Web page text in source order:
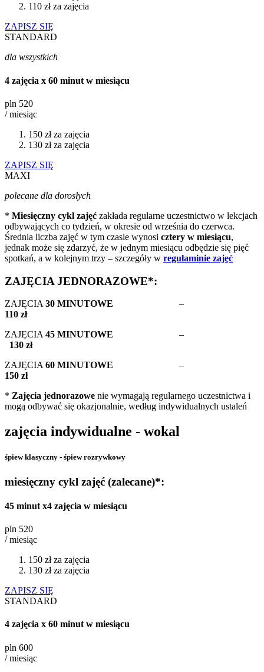
110 zł za zajęcia
ZAPISZ SIĘ
STANDARD
dla wszystkich
4 zajęcia x 60 minut w miesiącu
pln 520
/ miesiąc
150 zł za zajęcia
130 zł za zajęcia
ZAPISZ SIĘ
MAXI
polecane dla dorosłych
* Miesięczny cykl zajęć zakłada regularne uczestnictwo w lekcjach
odbywających co tydzień, w okresie od września do czerwca.
Średnia liczba zajęć w tym czasie wynosi cztery w miesiącu,
jednak może się zdarzyć, że w jednym miesiącu odbędzie się pięć
spotkań, a w kolejnym trzy – szczegóły w regulaminie zajęć
ZAJĘCIA JEDNORAZOWE*:
ZAJĘCIA 30 MINUTOWE –
110 zł
ZAJĘCIA 45 MINUTOWE –
130 zł
ZAJĘCIA 60 MINUTOWE –
150 zł
* Zajęcia jednorazowe nie wymagają regularnego uczestnictwa i
mogą odbywać się okazjonalnie, według indywidualnych ustaleń
zajęcia indywidualne - wokal
śpiew klasyczny - śpiew rozrywkowy
miesięczny cykl zajęć (zalecane)*:
45 minut x4 zajęcia w miesiącu
pln 520
/ miesiąc
150 zł za zajęcia
130 zł za zajęcia
ZAPISZ SIĘ
STANDARD
4 zajęcia x 60 minut w miesiącu
pln 600
/ miesiąc